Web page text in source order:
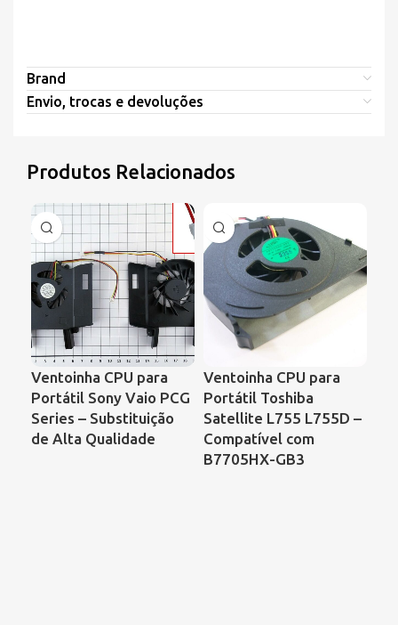
Brand
Envio, trocas e devoluções
Produtos Relacionados
Ventoinha CPU para
Portátil Sony Vaio PCG
Series – Substituição
de Alta Qualidade
Ventoinha CPU para
Portátil Toshiba
Satellite L755 L755D –
Compatível com
B7705HX-GB3